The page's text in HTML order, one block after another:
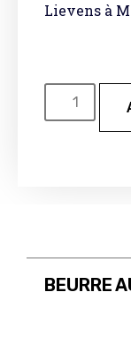
Lievens à
BEURRE